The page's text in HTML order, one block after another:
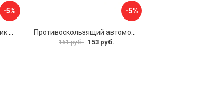
-5% -5%
161 руб. 153 руб.